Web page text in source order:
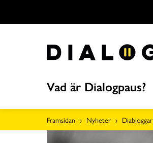
till
Vad är Dialogpaus?
Framsidan Nyheter Diabloggar